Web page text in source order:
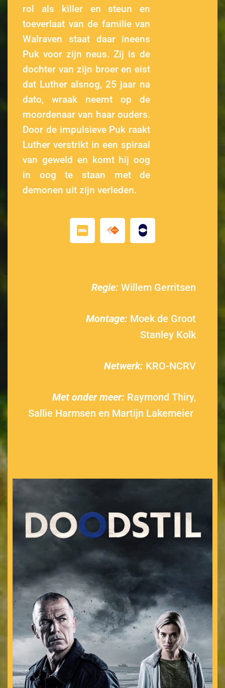
rol als killer en steun en
toeverlaat van de familie van
Walraven staat daar ineens
Puk voor zijn neus. Zij is de
dochter van zijn broer en eist
dat Luther alsnog, 25 jaar na
dato, wraak neemt op de
moordenaar van haar ouders.
Door de impulsieve Puk raakt
Luther verstrikt in een spiraal
van geweld en komt hij oog
in oog te staan met de
demonen uit zijn verleden.
Regie: Willem Gerritsen
Montage: Moek de Groot
Stanley Kolk
Netwerk: KRO-NCRV
Met onder meer: Raymond Thiry,
Sallie Harmsen en Martijn Lakemeier